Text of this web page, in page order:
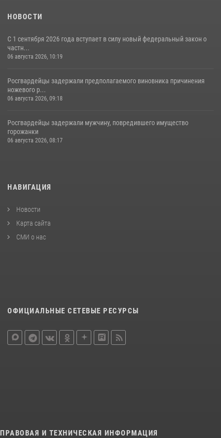
НОВОСТИ
С 1 сентября 2026 года вступает в силу новый федеральный закон о
частн...
06 августа 2026, 10:19
Росгвардейцы задержали предполагаемого виновника причинения
ножевого р...
06 августа 2026, 09:18
Росгвардейцы задержали мужчину, повредившего имущество
горожанки
06 августа 2026, 08:17
НАВИГАЦИЯ
Новости
Карта сайта
СМИ о нас
ОФИЦИАЛЬНЫЕ СЕТЕВЫЕ РЕСУРСЫ
ПРАВОВАЯ И ТЕХНИЧЕСКАЯ ИНФОРМАЦИЯ